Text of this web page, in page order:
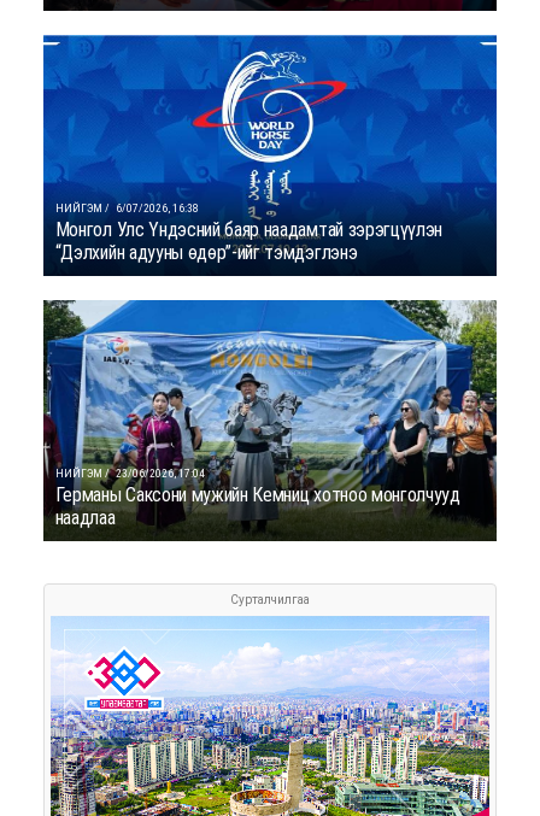
НИЙГЭМ / 6/07/2026, 16:38
Монгол Улс Үндэсний баяр наадамтай зэрэгцүүлэн
“Дэлхийн адууны өдөр”-ийг тэмдэглэнэ
НИЙГЭМ / 23/06/2026, 17:04
Германы Саксони мужийн Кемниц хотноо монголчууд
наадлаа
Сурталчилгаа